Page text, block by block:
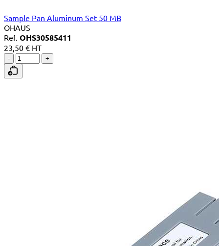
Sample Pan Aluminum Set 50 MB
OHAUS
Ref. OHS30585411
23,50 € HT
- +